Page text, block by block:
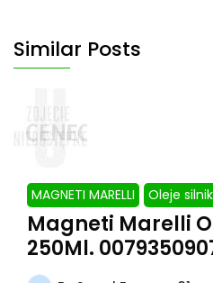
Similar Posts
MAGNETI MARELLI Oleje
Magneti Marelli
250Ml.